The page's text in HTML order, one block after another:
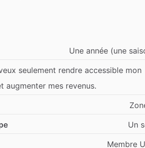
Une année (une
seulement rendre accessible mon
augmenter mes revenus.
Un
Membre